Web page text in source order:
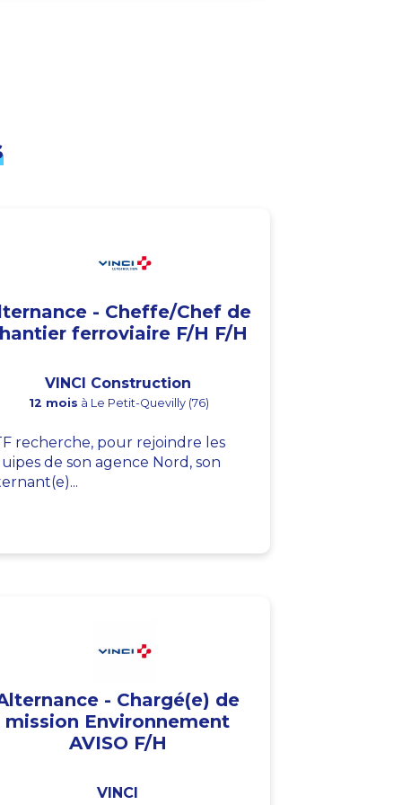
- Cheffe/Chef de
ferroviaire F/H F/H
VINCI Construction
12 mois à Le Petit-Quevilly (76)
recherche, pour rejoindre les
de son agence Nord, son
- Chargé(e) de
mission Environnement
AVISO F/H
VINCI